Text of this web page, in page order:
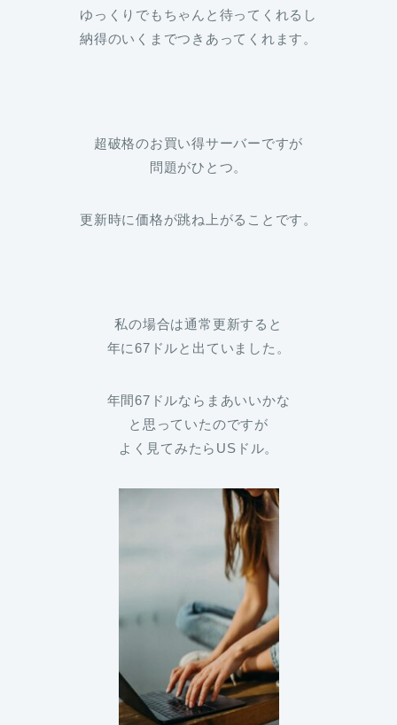
ゆっくりでもちゃんと待ってくれるし
納得のいくまでつきあってくれます。
超破格のお買い得サーバーですが
問題がひとつ。
更新時に価格が跳ね上がることです。
私の場合は通常更新すると
年に67ドルと出ていました。
年間67ドルならまあいいかな
と思っていたのですが
よく見てみたらUSドル。